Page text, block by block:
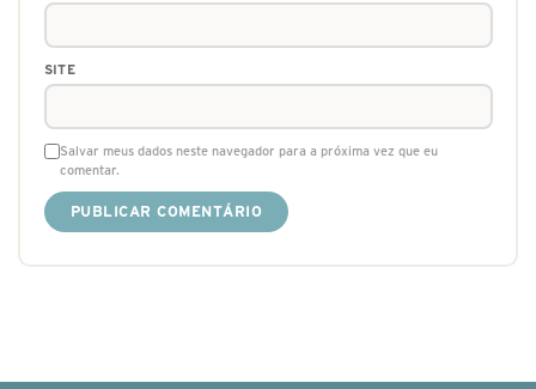
SITE
Salvar meus dados neste navegador para a próxima vez que eu
comentar.